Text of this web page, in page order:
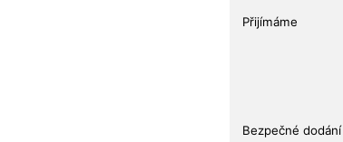
(série
Přijímáme
Bezpečné dodání